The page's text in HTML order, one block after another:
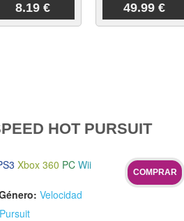
8.19 € 49.99 €
HOT PURSUIT
Xbox 360 PC Wii
Velocidad
COMPRAR